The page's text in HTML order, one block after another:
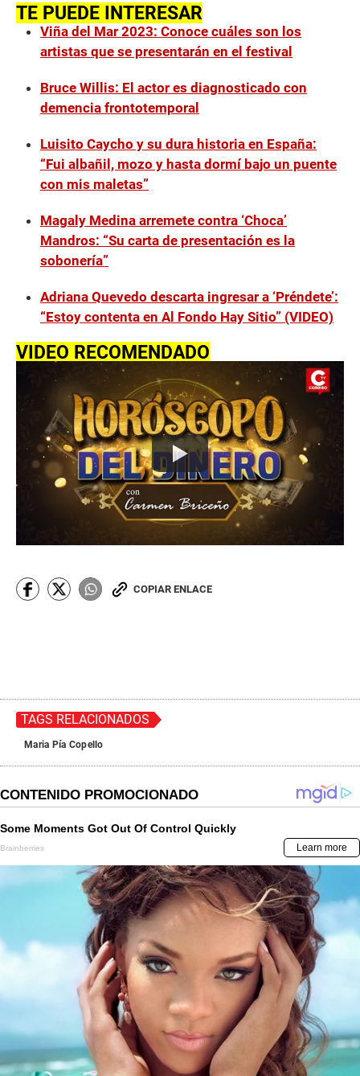
TE PUEDE INTERESAR
Viña del Mar 2023: Conoce cuáles son los
artistas que se presentarán en el festival
Bruce Willis: El actor es diagnosticado con
demencia frontotemporal
Luisito Caycho y su dura historia en España:
“Fui albañil, mozo y hasta dormí bajo un puente
con mis maletas”
Magaly Medina arremete contra ‘Choca’
Mandros: “Su carta de presentación es la
sobonería”
Adriana Quevedo descarta ingresar a ‘Préndete’:
“Estoy contenta en Al Fondo Hay Sitio” (VIDEO)
VIDEO RECOMENDADO
COPIAR ENLACE
TAGS RELACIONADOS
Maria Pía Copello